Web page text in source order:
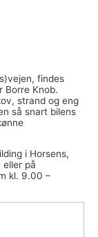
findes
Borre Knob.
strand og eng
så snart bilens
i Horsens,
på
kl. 9.00 –